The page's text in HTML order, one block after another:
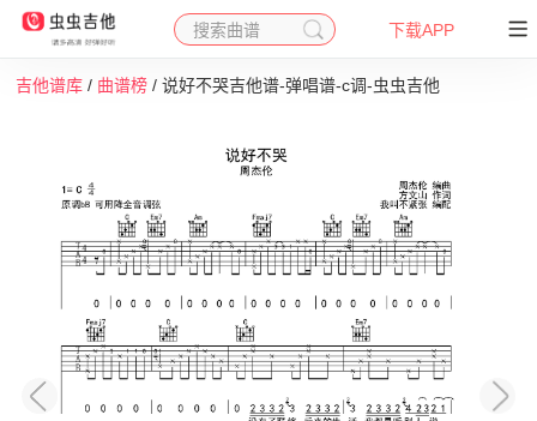
搜索曲谱 下载APP
吉他谱库 / 曲谱榜 / 说好不哭吉他谱-弹唱谱-c调-虫虫吉他